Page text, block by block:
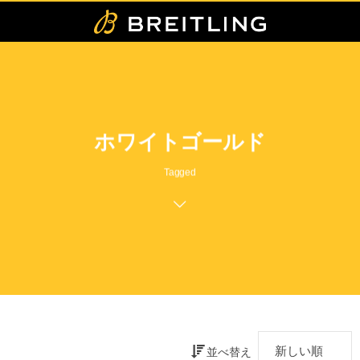
ホワイトゴールド
Tagged
並べ替え